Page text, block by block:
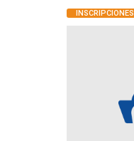
INSCRIPCIONES